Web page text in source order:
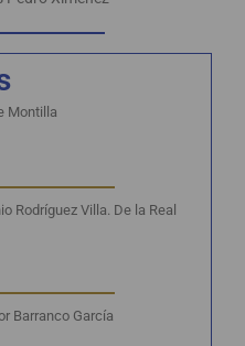
Montilla
Rodríguez Villa. De la Real
Barranco García